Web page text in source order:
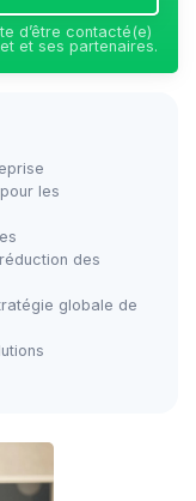
d’être contacté(e)
et ses partenaires.
les
des
globale de